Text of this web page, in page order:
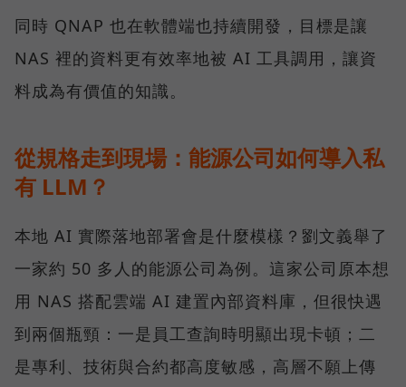
同時 QNAP 也在軟體端也持續開發，目標是讓
NAS 裡的資料更有效率地被 AI 工具調用，讓資
料成為有價值的知識。
從規格走到現場：能源公司如何導入私
有 LLM？
本地 AI 實際落地部署會是什麼模樣？劉文義舉了
一家約 50 多人的能源公司為例。這家公司原本想
用 NAS 搭配雲端 AI 建置內部資料庫，但很快遇
到兩個瓶頸：一是員工查詢時明顯出現卡頓；二
是專利、技術與合約都高度敏感，高層不願上傳